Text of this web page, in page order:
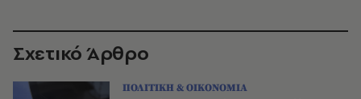
Σχετικό Άρθρο
ΠΟΛΙΤΙΚΗ & ΟΙΚΟΝΟΜΙΑ